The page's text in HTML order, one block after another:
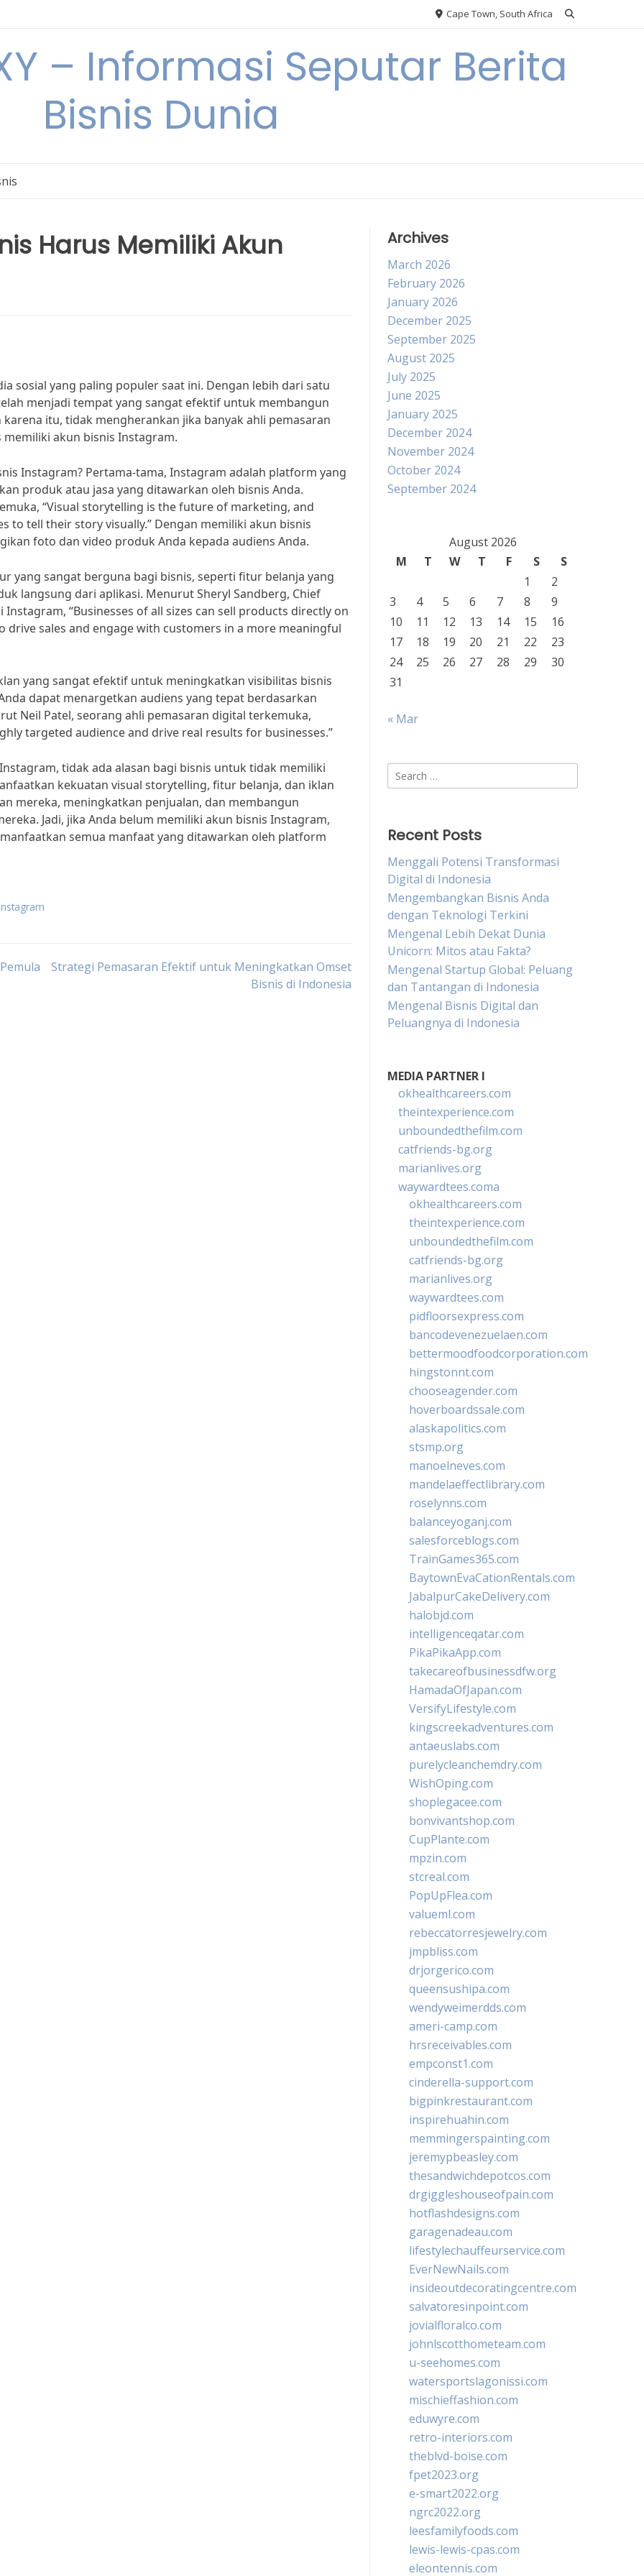
Cape Town, South Africa
– Informasi Seputar Berita
Bisnis Dunia
Harus Memiliki Akun
sosial yang paling populer saat ini. Dengan lebih dari satu
menjadi tempat yang sangat efektif untuk membangun
itu, tidak mengherankan jika banyak ahli pemasaran
akun bisnis Instagram.
Instagram? Pertama-tama, Instagram adalah platform yang
produk atau jasa yang ditawarkan oleh bisnis Anda.
“Visual storytelling is the future of marketing, and
tell their story visually.” Dengan memiliki akun bisnis
foto dan video produk Anda kepada audiens Anda.
yang sangat berguna bagi bisnis, seperti fitur belanja yang
langsung dari aplikasi. Menurut Sheryl Sandberg, Chief
“Businesses of all sizes can sell products directly on
drive sales and engage with customers in a more meaningful
yang sangat efektif untuk meningkatkan visibilitas bisnis
dapat menargetkan audiens yang tepat berdasarkan
Neil Patel, seorang ahli pemasaran digital terkemuka,
targeted audience and drive real results for businesses.”
tidak ada alasan bagi bisnis untuk tidak memiliki
kekuatan visual storytelling, fitur belanja, dan iklan
mereka, meningkatkan penjualan, dan membangun
Jadi, jika Anda belum memiliki akun bisnis Instagram,
semua manfaat yang ditawarkan oleh platform
Strategi Pemasaran Efektif untuk Meningkatkan Omset
Bisnis di Indonesia
Archives
March 2026
February 2026
January 2026
December 2025
September 2025
August 2025
July 2025
June 2025
January 2025
December 2024
November 2024
October 2024
September 2024
August 2026
M
T W T F S
S
1
2
3
4 5 6 7 8
9
10
11 12 13 14 15
16
17
18 19 20 21 22
23
24
25 26 27 28 29
30
31
« Mar
Search
for:
Recent Posts
Menggali Potensi Transformasi
Digital di Indonesia
Mengembangkan Bisnis Anda
dengan Teknologi Terkini
Mengenal Lebih Dekat Dunia
Unicorn: Mitos atau Fakta?
Mengenal Startup Global: Peluang
dan Tantangan di Indonesia
Mengenal Bisnis Digital dan
Peluangnya di Indonesia
MEDIA PARTNER I
okhealthcareers.com
theintexperience.com
unboundedthefilm.com
catfriends-bg.org
marianlives.org
waywardtees.coma
okhealthcareers.com
theintexperience.com
unboundedthefilm.com
catfriends-bg.org
marianlives.org
waywardtees.com
pidfloorsexpress.com
bancodevenezuelaen.com
bettermoodfoodcorporation.com
hingstonnt.com
chooseagender.com
hoverboardssale.com
alaskapolitics.com
stsmp.org
manoelneves.com
mandelaeffectlibrary.com
roselynns.com
balanceyoganj.com
salesforceblogs.com
TrainGames365.com
BaytownEvaCationRentals.com
JabalpurCakeDelivery.com
halobjd.com
intelligenceqatar.com
PikaPikaApp.com
takecareofbusinessdfw.org
HamadaOfJapan.com
VersifyLifestyle.com
kingscreekadventures.com
antaeuslabs.com
purelycleanchemdry.com
WishOping.com
shoplegacee.com
bonvivantshop.com
CupPlante.com
mpzin.com
stcreal.com
PopUpFlea.com
valueml.com
rebeccatorresjewelry.com
jmpbliss.com
drjorgerico.com
queensushipa.com
wendyweimerdds.com
ameri-camp.com
hrsreceivables.com
empconst1.com
cinderella-support.com
bigpinkrestaurant.com
inspirehuahin.com
memmingerspainting.com
jeremypbeasley.com
thesandwichdepotcos.com
drgiggleshouseofpain.com
hotflashdesigns.com
garagenadeau.com
lifestylechauffeurservice.com
EverNewNails.com
insideoutdecoratingcentre.com
salvatoresinpoint.com
jovialfloralco.com
johnlscotthometeam.com
u-seehomes.com
watersportslagonissi.com
mischieffashion.com
eduwyre.com
retro-interiors.com
theblvd-boise.com
fpet2023.org
e-smart2022.org
ngrc2022.org
leesfamilyfoods.com
lewis-lewis-cpas.com
eleontennis.com